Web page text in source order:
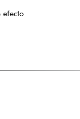
efecto